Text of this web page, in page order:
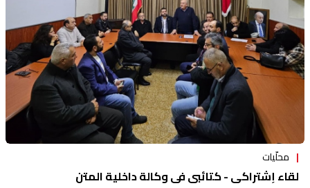
محلّيات
لقاء إشتراكي - كتائبي في وكالة داخلية المتن